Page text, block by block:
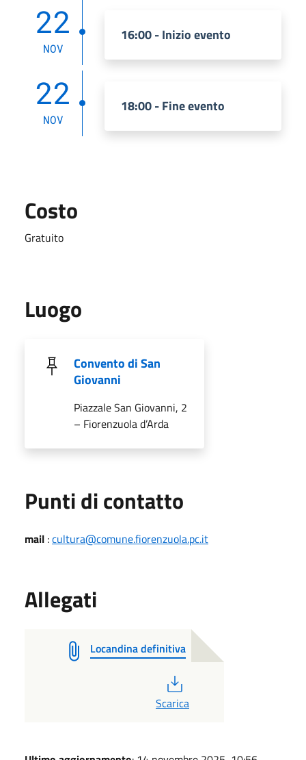
22
NOV
16:00 - Inizio evento
22
NOV
18:00 - Fine evento
Costo
Gratuito
Luogo
Convento di San
Giovanni
Piazzale San Giovanni, 2
– Fiorenzuola d’Arda
Punti di contatto
mail :cultura@comune.fiorenzuola.pc.it
Allegati
Locandina definitiva
Scarica